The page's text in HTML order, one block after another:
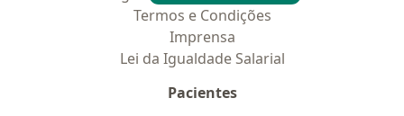
Termos e Condições
Imprensa
Lei da Igualdade Salarial
Pacientes